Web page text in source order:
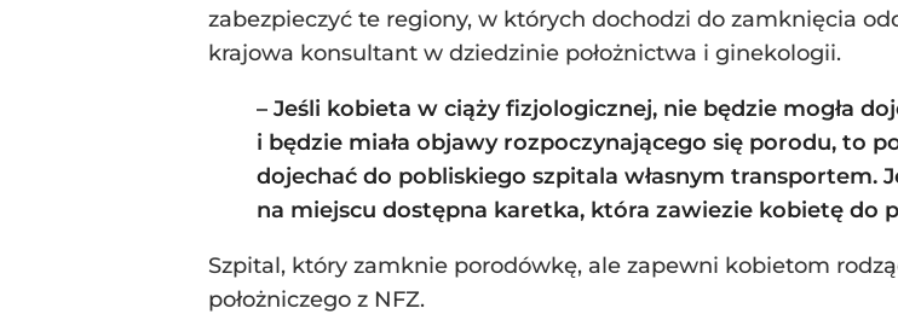
zabezpieczyć te regiony, w których dochodzi do zamknięcia
krajowa konsultant w dziedzinie położnictwa i ginekologii.
– Jeśli kobieta w ciąży fizjologicznej, nie będzie mogła
i będzie miała objawy rozpoczynającego się porodu, to
dojechać do pobliskiego szpitala własnym transportem.
na miejscu dostępna karetka, która zawiezie kobietę do
Szpital, który zamknie porodówkę, ale zapewni kobietom
położniczego z NFZ.